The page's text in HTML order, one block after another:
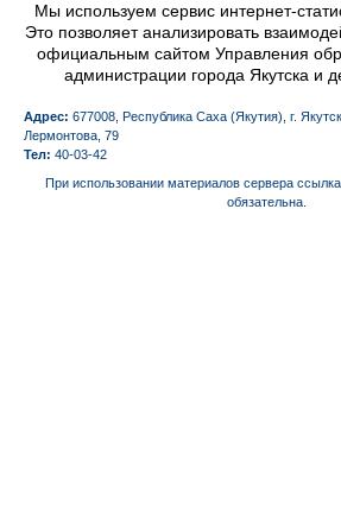
Мы используем сервис интернет-
Это позволяет анализировать
официальным сайтом Управления
администрации города Якутска и
Адрес: 677008, Республика Саха (Якутия), г. Якутск,
Лермонтова, 79
Тел: 40-03-42
При использовании материалов сервера ссылка
обязательна.